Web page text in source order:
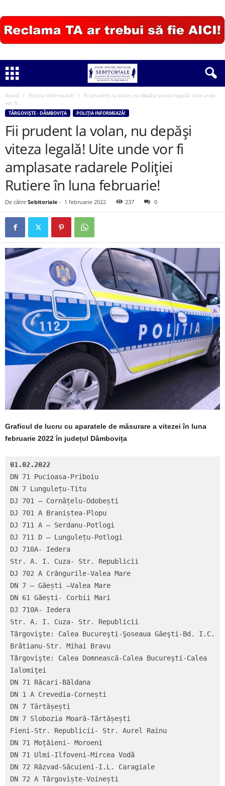
Acasă Poliția informează!
Fii prudent la volan, nu depăși viteza legală! Uite unde
vor fi...
TÂRGOVIȘTE - DÂMBOVIȚA POLIȚIA INFORMEAZĂ!
Fii prudent la volan, nu depăși
viteza legală! Uite unde vor fi
amplasate radarele Poliției
Rutiere în luna februarie!
De către Sebitoriale - 1 februarie 2022 237 0
Graficul de lucru cu aparatele de măsurare a vitezei în luna
februarie 2022 în județul Dâmbovița
01.02.2022
DN 71 Pucioasa-Priboiu
DN 7 Lungulețu-Titu
DJ 701 – Cornățelu-Odobești
DJ 701 A Braniștea-Plopu
DJ 711 A – Serdanu-Potlogi
DJ 711 D – Lungulețu-Potlogi
DJ 710A- Iedera
Str. A. I. Cuza- Str. Republicii
DJ 702 A Crângurile-Valea Mare
DN 7 – Găești –Valea Mare
DN 61 Găești- Corbii Mari
DJ 710A- Iedera
Str. A. I. Cuza- Str. Republicii
Târgovişte: Calea Bucureşti-Şoseaua Găeşti-Bd. I.C.
Brătianu-Str. Mihai Bravu
Târgovişte: Calea Domnească-Calea Bucureşti-Calea
Ialomiţei
DN 71 Răcari-Bâldana
DN 1 A Crevedia-Cornești
DN 7 Tărtășești
DN 7 Slobozia Moară-Tărtășești
Fieni-Str. Republicii- Str. Aurel Rainu
DN 71 Moțăieni- Moroeni
DN 71 Ulmi-Ilfoveni-Mircea Vodă
DN 72 Răzvad-Săcuieni-I.L. Caragiale
DN 72 A Târgoviște-Voinești